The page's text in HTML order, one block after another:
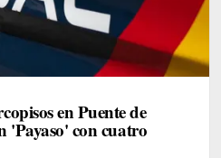
en Puente de
'Payaso' con cuatro